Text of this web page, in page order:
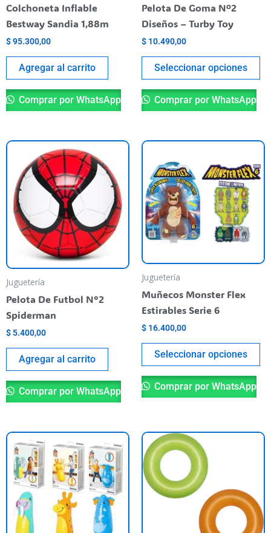
Colchoneta Inflable
Bestway Sandia 1,88m
$95.300,00
Agregar al carrito
Comprar por WhatsApp
Pelota De Goma Nº2
Diseños – Turby Toy
$ 10.490,00
Seleccionar opciones
Comprar por WhatsApp
Juguetería
Pelota De Futbol N°2
Spiderman
$ 5.400,00
Agregar al carrito
Comprar por WhatsApp
Juguetería
Muñecos Monster Flex
Estirables Serie 6
$ 16.400,00
Seleccionar opciones
se
Comprar por WhatsApp
Este
producto
tiene
varias
variantes.